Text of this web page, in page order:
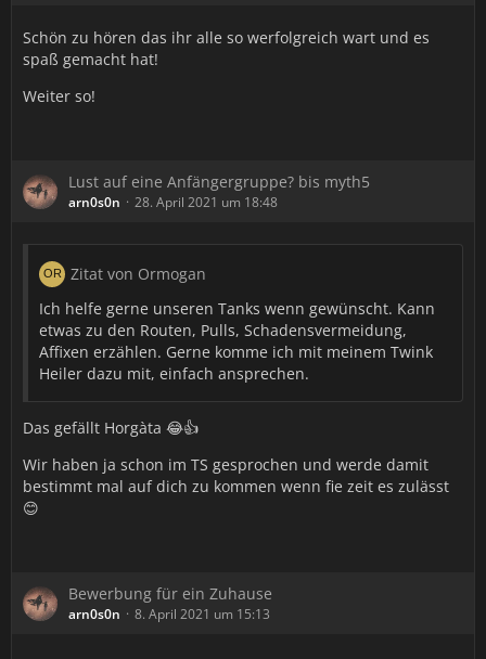
Schön zu hören das ihr alle so werfolgreich wart und es
spaß gemacht hat!
Weiter so!
Lust auf eine Anfängergruppe? bis myth5
arn0s0n 28. April 2021 um 18:48
Zitat von Ormogan
Ich helfe gerne unseren Tanks wenn gewünscht. Kann
etwas zu den Routen, Pulls, Schadensvermeidung,
Affixen erzählen. Gerne komme ich mit meinem Twink
Heiler dazu mit, einfach ansprechen.
Das gefällt Horgàta 😂👍
Wir haben ja schon im TS gesprochen und werde damit
bestimmt mal auf dich zu kommen wenn fie zeit es zulässt
😊
Bewerbung für ein Zuhause
arn0s0n 8. April 2021 um 15:13